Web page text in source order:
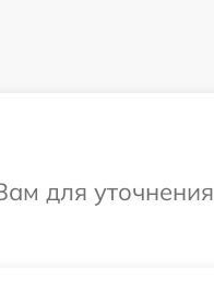
для уточнения